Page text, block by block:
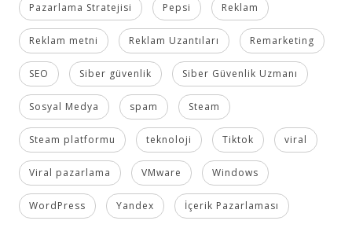
Pazarlama Stratejisi Pepsi Reklam
Reklam metni Reklam Uzantıları Remarketing
SEO Siber güvenlik Siber Güvenlik Uzmanı
Sosyal Medya spam Steam
Steam platformu teknoloji Tiktok viral
Viral pazarlama VMware Windows
WordPress Yandex İçerik Pazarlaması